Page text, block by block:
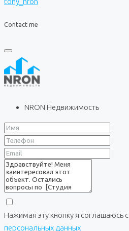
Contact me
NRON Недвижимость
Нажимая эту кнопку я соглашаюсь с
персональных данных